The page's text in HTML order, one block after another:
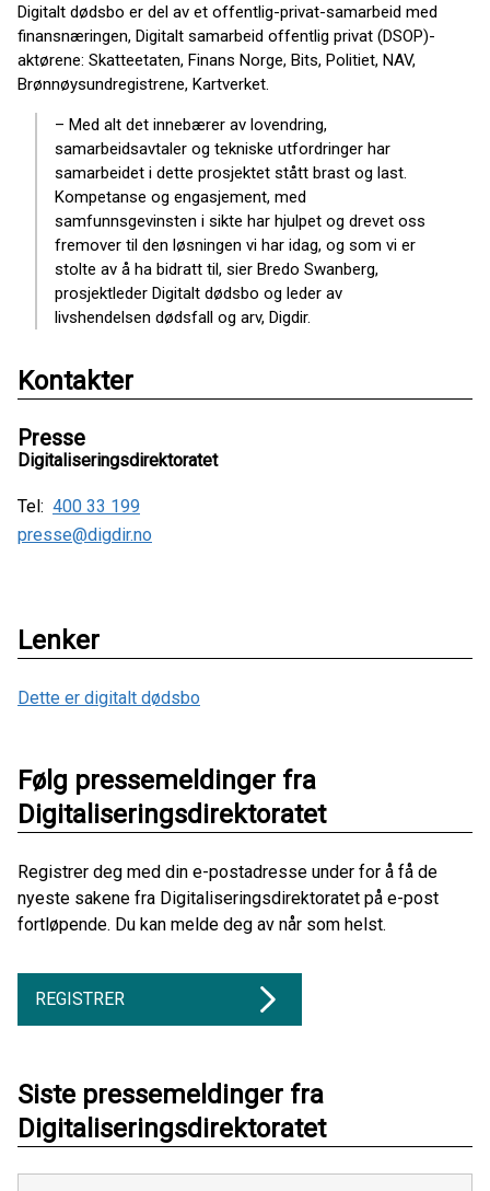
Digitalt dødsbo er del av et offentlig-privat-samarbeid med
finansnæringen, Digitalt samarbeid offentlig privat (DSOP)-
aktørene: Skatteetaten, Finans Norge, Bits, Politiet, NAV,
Brønnøysundregistrene, Kartverket.
– Med alt det innebærer av lovendring,
samarbeidsavtaler og tekniske utfordringer har
samarbeidet i dette prosjektet stått brast og last.
Kompetanse og engasjement, med
samfunnsgevinsten i sikte har hjulpet og drevet oss
fremover til den løsningen vi har idag, og som vi er
stolte av å ha bidratt til, sier Bredo Swanberg,
prosjektleder Digitalt dødsbo og leder av
livshendelsen dødsfall og arv, Digdir.
Kontakter
Presse
Digitaliseringsdirektoratet
Tel: 400 33 199
presse@digdir.no
Lenker
Dette er digitalt dødsbo
Følg pressemeldinger fra
Digitaliseringsdirektoratet
Registrer deg med din e-postadresse under for å få de
nyeste sakene fra Digitaliseringsdirektoratet på e-post
fortløpende. Du kan melde deg av når som helst.
REGISTRER
Siste pressemeldinger fra
Digitaliseringsdirektoratet